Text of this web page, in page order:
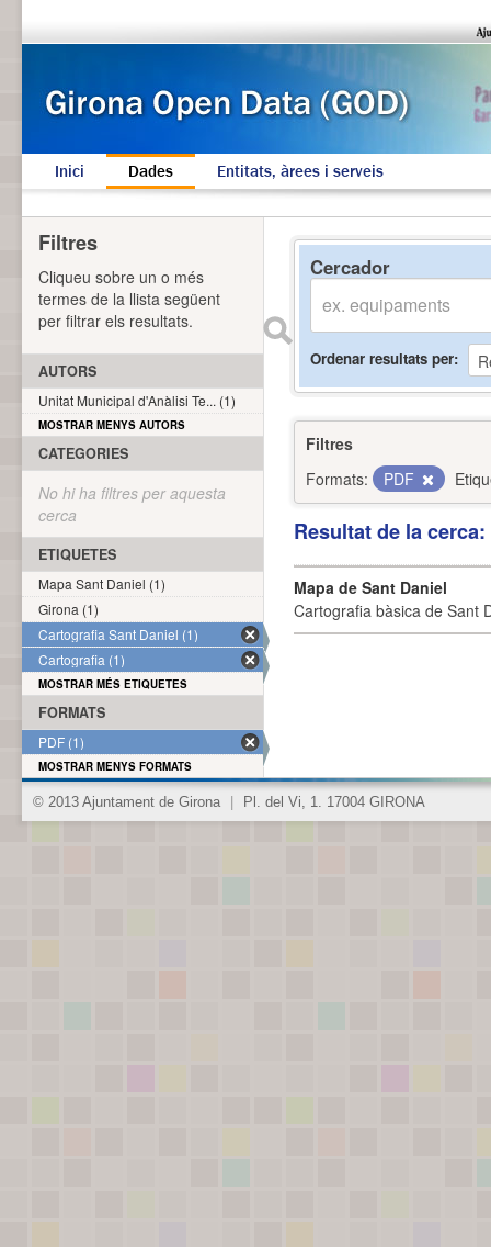
Inici Dades Entitats, àrees i serveis
Cercador
Ordenar resultats per
Filtres
Formats:
PDF
Resultat de la
Mapa de Sant Daniel
Cartografia bàsica de Sant
Filtres
Cliqueu sobre un o més
termes de la llista següent
per filtrar els resultats.
AUTORS
Unitat Municipal d'Anàlisi Te... (1)
MOSTRAR MENYS AUTORS
CATEGORIES
No hi ha filtres per aquesta
cerca
ETIQUETES
Mapa Sant Daniel (1)
Girona (1)
Cartografia Sant Daniel (1)
Cartografia (1)
MOSTRAR MÉS ETIQUETES
FORMATS
PDF (1)
MOSTRAR MENYS FORMATS
© 2013 Ajuntament de Girona Pl. del Vi, 1. 17004 GIRONA